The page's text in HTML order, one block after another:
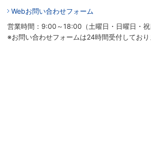
Webお問い合わせフォーム
営業時間：9:00～18:00（土曜日・日曜日・祝
※お問い合わせフォームは24時間受付しており